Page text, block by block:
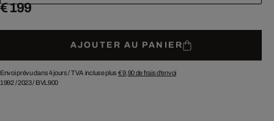
€ 199
AJOUTER AU PANIER
Envoi prévu dans 4 jours /TVA incluse plus € 9,90de frais d'envoi
1992/2023/ BVL900